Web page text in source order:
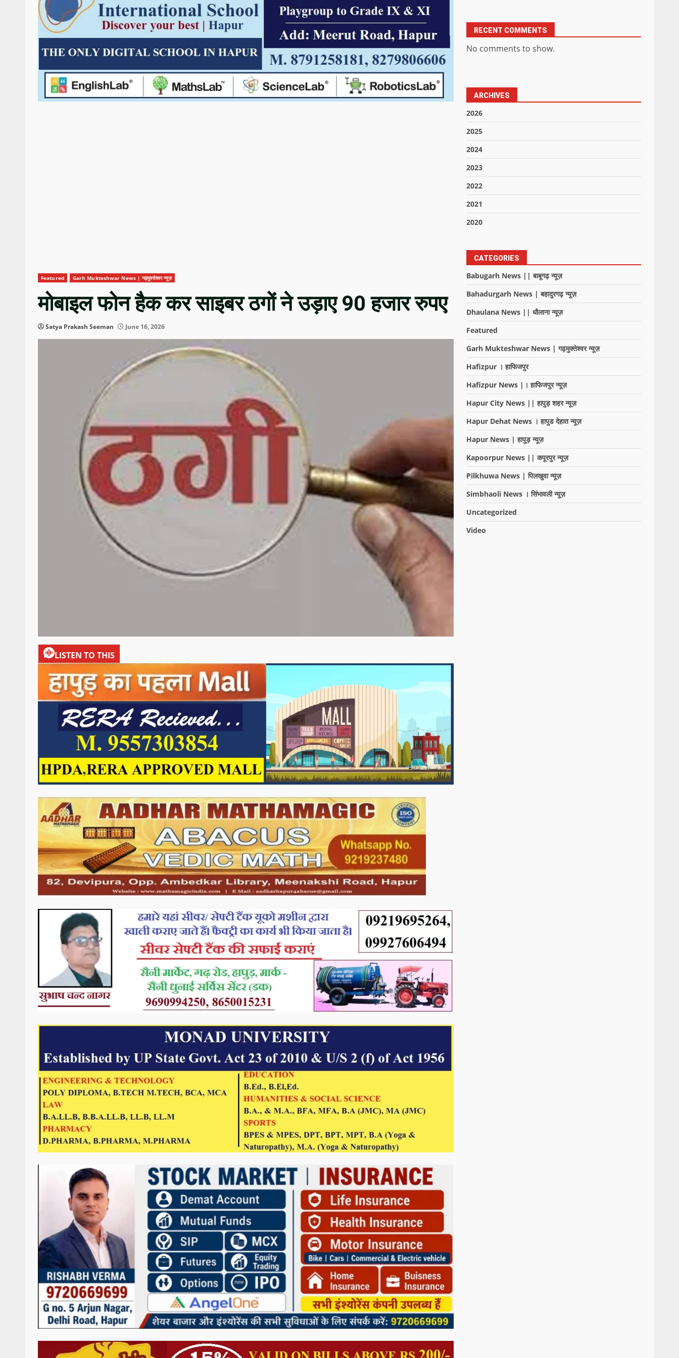
Featured Garh Mukteshwar News | गढ़मुक्तेश्वर न्यूज़
मोबाइल फोन हैक कर साइबर ठगों ने उड़ाए 90 हजार रुपए
Satya Prakash Seeman June 16, 2026
LISTEN TO THIS
RECENT COMMENTS
No comments to show.
ARCHIVES
2026
2025
2024
2023
2022
2021
2020
CATEGORIES
Babugarh News || बाबूगढ़ न्यूज़
Bahadurgarh News | बहादुरगढ़ न्यूज़
Dhaulana News || धौलाना न्यूज़
Featured
Garh Mukteshwar News | गढ़मुक्तेश्वर न्यूज़
Hafizpur । हाफिजपुर
Hafizpur News |। हाफिजपुर न्यूज़
Hapur City News || हापुड़ शहर न्यूज़
Hapur Dehat News । हापुड देहात न्यूज़
Hapur News | हापुड़ न्यूज़
Kapoorpur News || कपूरपुर न्यूज़
Pilkhuwa News | पिलखुवा न्यूज़
Simbhaoli News । सिंभावली न्यूज़
Uncategorized
Video